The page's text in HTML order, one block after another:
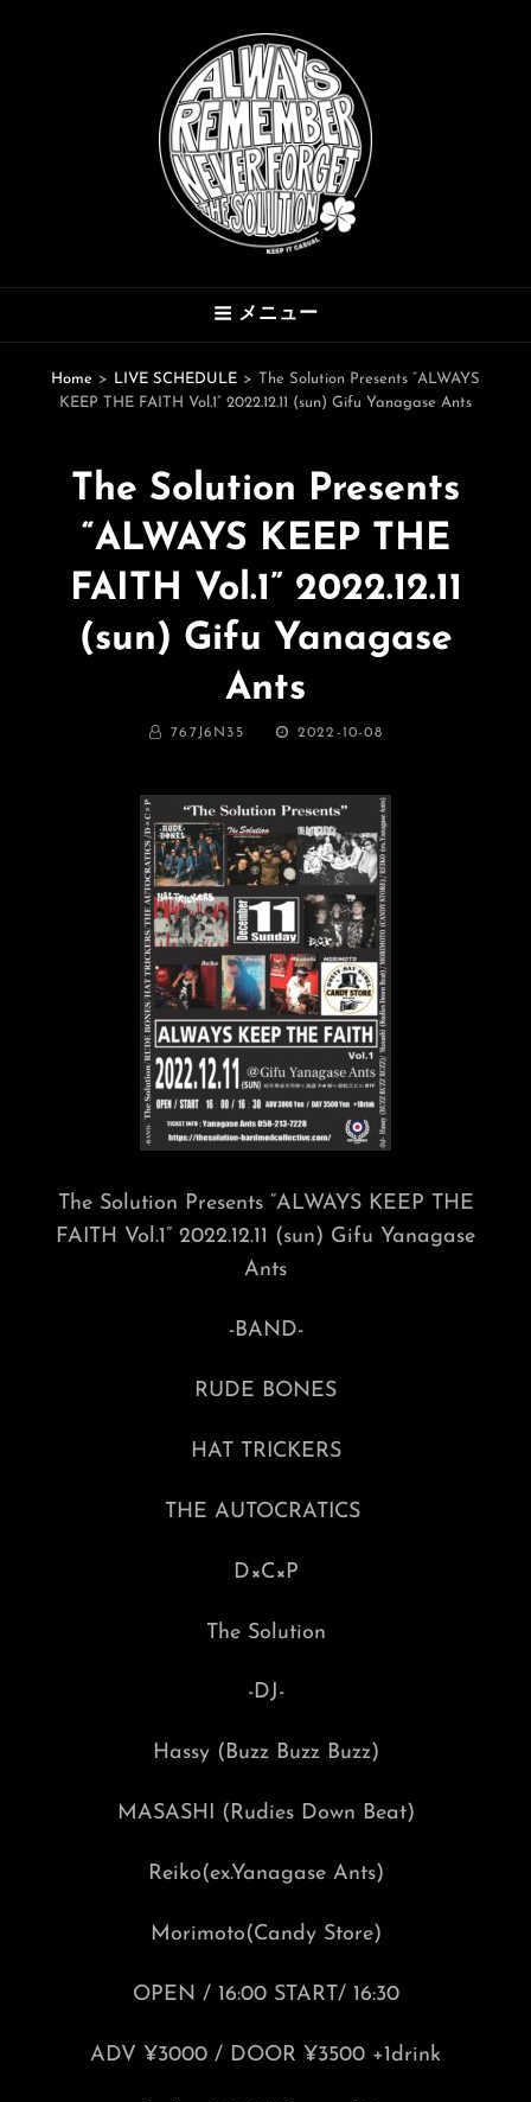
THE SOLUTION
Hard Mod Collective
メニュー
Home > LIVE SCHEDULE > The Solution Presents “ALWAYS
KEEP THE FAITH Vol.1” 2022.12.11 (sun) Gifu Yanagase Ants
The Solution Presents
“ALWAYS KEEP THE
FAITH Vol.1” 2022.12.11
(sun) Gifu Yanagase
Ants
BY 767J6N35
投
2022-10-08
The Solution Presents “ALWAYS KEEP THE
FAITH Vol.1” 2022.12.11 (sun) Gifu Yanagase
Ants
-BAND-
RUDE BONES
HAT TRICKERS
THE AUTOCRATICS
D×C×P
The Solution
-DJ-
Hassy (Buzz Buzz Buzz)
MASASHI (Rudies Down Beat)
Reiko(ex.Yanagase Ants)
Morimoto(Candy Store)
OPEN / 16:00 START/ 16:30
ADV ¥3000 / DOOR ¥3500 +1drink